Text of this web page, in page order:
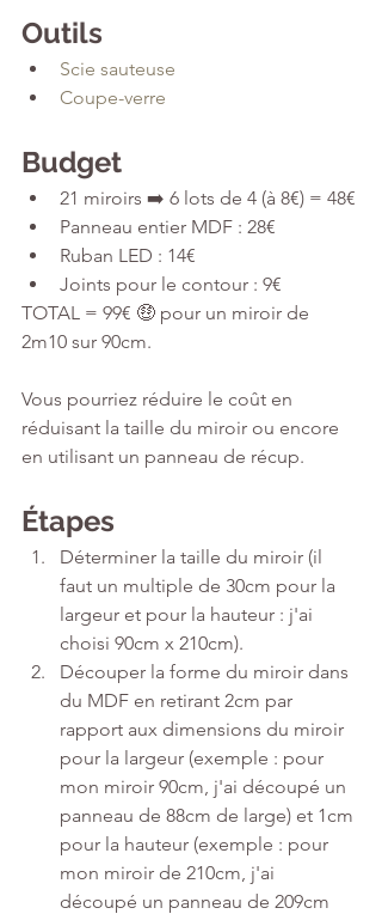
Outils
Scie sauteuse
Coupe-verre
Budget
21 miroirs ➡️ 6 lots de 4 (à 8€) = 48€
Panneau entier MDF : 28€
Ruban LED : 14€
Joints pour le contour : 9€
TOTAL = 99€ 🤑 pour un miroir de
2m10 sur 90cm.
Vous pourriez réduire le coût en
réduisant la taille du miroir ou encore
en utilisant un panneau de récup.
Étapes
Déterminer la taille du miroir (il
faut un multiple de 30cm pour la
largeur et pour la hauteur : j'ai
choisi 90cm x 210cm).
Découper la forme du miroir dans
du MDF en retirant 2cm par
rapport aux dimensions du miroir
pour la largeur (exemple : pour
mon miroir 90cm, j'ai découpé un
panneau de 88cm de large) et 1cm
pour la hauteur (exemple : pour
mon miroir de 210cm, j'ai
découpé un panneau de 209cm